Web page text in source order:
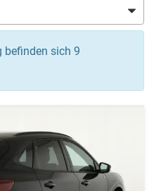
befinden sich 9